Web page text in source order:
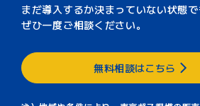
まだ導入するか決まっていない状態で
ぜひ一度ご相談ください。
無料相談はこちら